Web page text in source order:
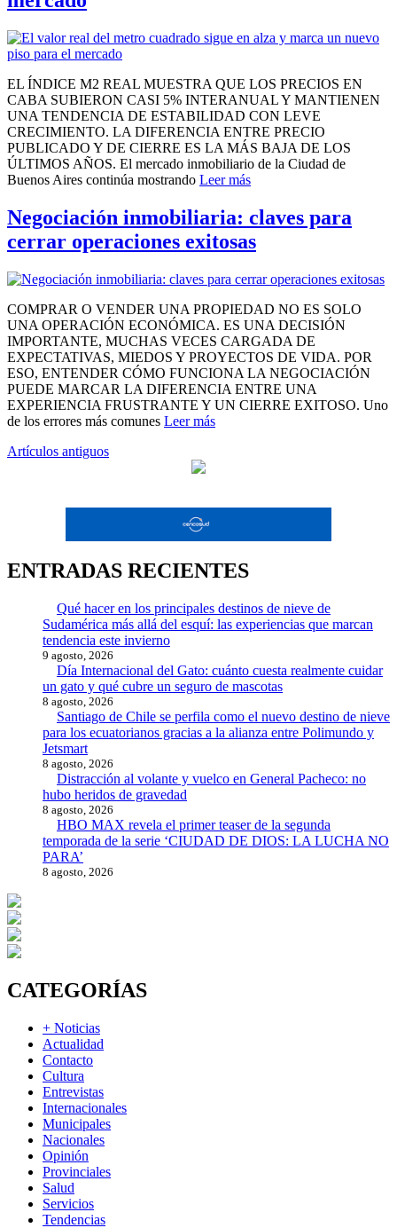
EL ÍNDICE M2 REAL MUESTRA QUE LOS PRECIOS EN
CABA SUBIERON CASI 5% INTERANUAL Y MANTIENEN
UNA TENDENCIA DE ESTABILIDAD CON LEVE
CRECIMIENTO. LA DIFERENCIA ENTRE PRECIO
PUBLICADO Y DE CIERRE ES LA MÁS BAJA DE LOS
ÚLTIMOS AÑOS. El mercado inmobiliario de la Ciudad de
Buenos Aires continúa mostrando Leer más
Negociación inmobiliaria: claves para
cerrar operaciones exitosas
COMPRAR O VENDER UNA PROPIEDAD NO ES SOLO
UNA OPERACIÓN ECONÓMICA. ES UNA DECISIÓN
IMPORTANTE, MUCHAS VECES CARGADA DE
EXPECTATIVAS, MIEDOS Y PROYECTOS DE VIDA. POR
ESO, ENTENDER CÓMO FUNCIONA LA NEGOCIACIÓN
PUEDE MARCAR LA DIFERENCIA ENTRE UNA
EXPERIENCIA FRUSTRANTE Y UN CIERRE EXITOSO. Uno
de los errores más comunes Leer más
Navegación
entradas
Artículos antiguos
ENTRADAS RECIENTES
Qué hacer en los principales destinos de nieve de
Sudamérica más allá del esquí: las experiencias que marcan
tendencia este invierno
9 agosto, 2026
Día Internacional del Gato: cuánto cuesta realmente cuidar
un gato y qué cubre un seguro de mascotas
8 agosto, 2026
Santiago de Chile se perfila como el nuevo destino de nieve
para los ecuatorianos gracias a la alianza entre Polimundo y
Jetsmart
8 agosto, 2026
Distracción al volante y vuelco en General Pacheco: no
hubo heridos de gravedad
8 agosto, 2026
HBO MAX revela el primer teaser de la segunda
temporada de la serie ‘CIUDAD DE DIOS: LA LUCHA NO
PARA’
8 agosto, 2026
CATEGORÍAS
+ Noticias
Actualidad
Contacto
Cultura
Entrevistas
Internacionales
Municipales
Nacionales
Opinión
Provinciales
Salud
Servicios
Tendencias